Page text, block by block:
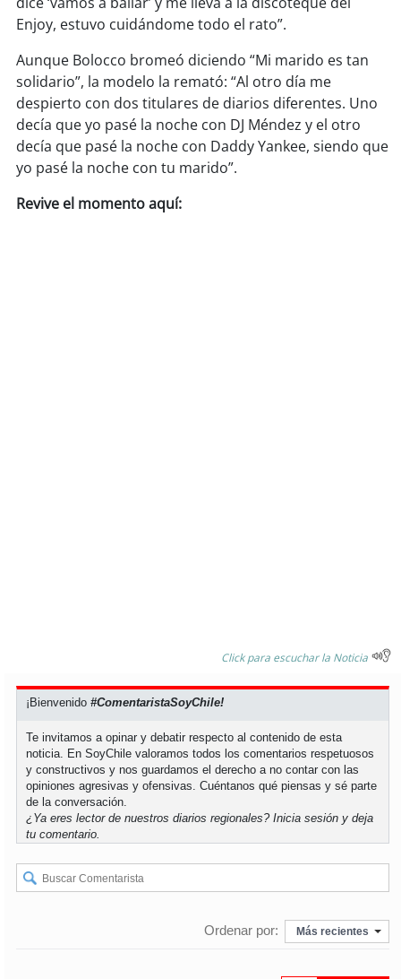
soyosorno
soypuertomontt
soy chiloé
Enjoy, estuvo cuidándome todo el rato”.
Aunque Bolocco bromeó diciendo “Mi marido es tan
solidario”, la modelo la remató: “Al otro día me
despierto con dos titulares de diarios diferentes. Uno
decía que yo pasé la noche con DJ Méndez y el otro
decía que pasé la noche con Daddy Yankee, siendo que
yo pasé la noche con tu marido”.
Revive el momento aquí:
Click para escuchar la Noticia
¡Bienvenido#ComentaristaSoyChile!
Te invitamos a opinar y debatir respecto al contenido de esta
noticia. En SoyChile valoramos todos los comentarios respetuosos
y constructivos y nos guardamos el derecho a no contar con las
opiniones agresivas y ofensivas. Cuéntanos qué piensas y sé parte
de la conversación.
¿Ya eres lector de nuestros diarios regionales?Inicia sesión y deja
tu comentario.
Ordenar por: Más recientes